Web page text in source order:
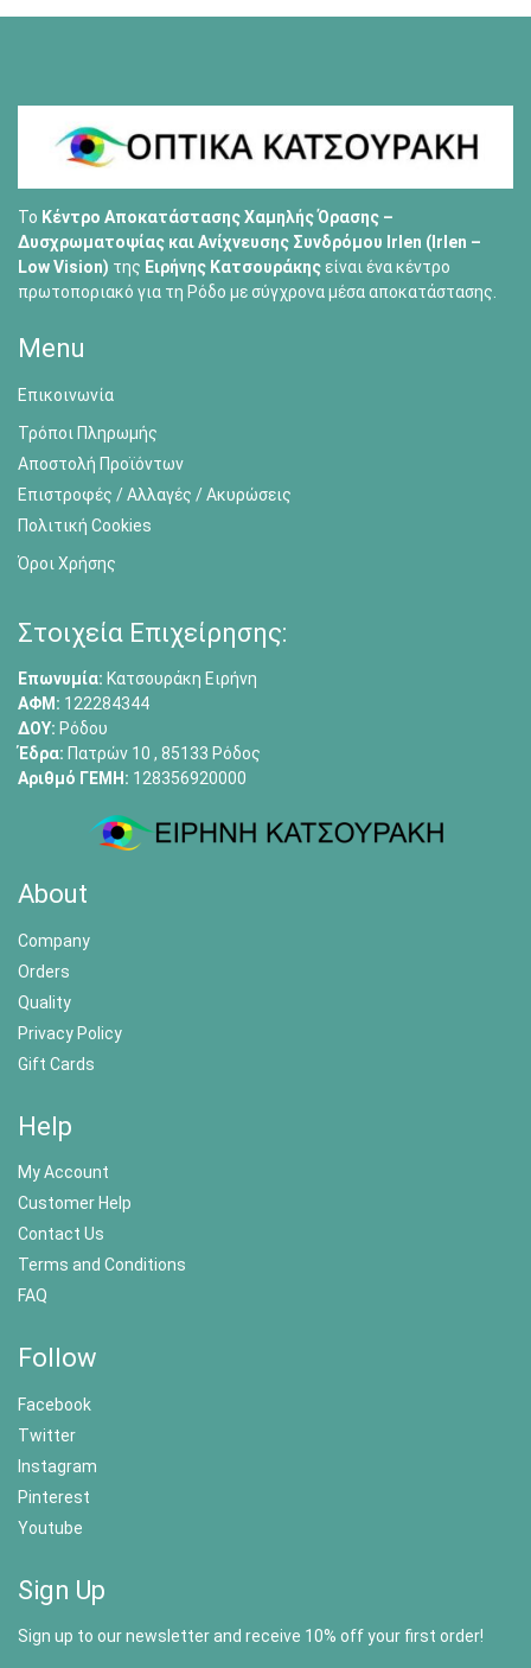
Το Κέντρο Αποκατάστασης Χαμηλής Όρασης –
Δυσχρωματοψίας και Ανίχνευσης Συνδρόμου Irlen (Irlen –
Low Vision) της Ειρήνης Κατσουράκηςείναι ένα κέντρο
πρωτοποριακό για τη Ρόδο με σύγχρονα μέσα αποκατάστασης.
Menu
Επικοινωνία
Τρόποι Πληρωμής
Αποστολή Προϊόντων
Επιστροφές / Αλλαγές / Ακυρώσεις
Πολιτική Cookies
Όροι Χρήσης
Στοιχεία Επιχείρησης:
Επωνυμία: Κατσουράκη Ειρήνη
ΑΦΜ: 122284344
ΔΟΥ: Ρόδου
Έδρα: Πατρών 10 , 85133 Ρόδος
Αριθμό ΓΕΜΗ: 128356920000
About
Company
Orders
Quality
Privacy Policy
Gift Cards
Help
My Account
Customer Help
Contact Us
Terms and Conditions
FAQ
Follow
Facebook
Twitter
Instagram
Pinterest
Youtube
Sign Up
Sign up to our newsletter and receive 10% off your first order!